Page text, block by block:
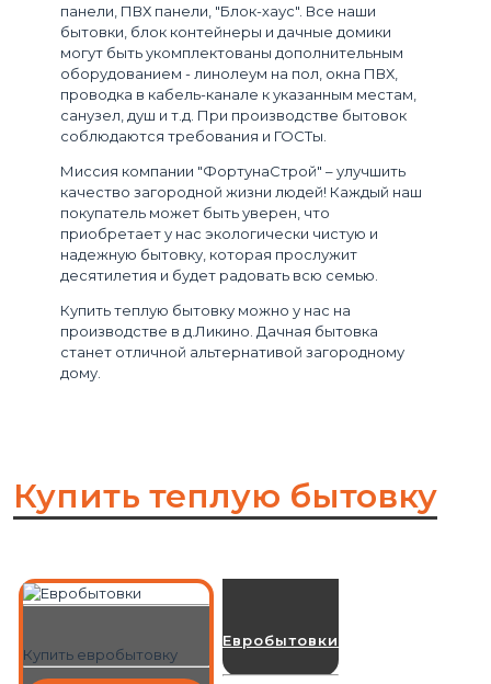
панели, ПВХ панели, "Блок-хаус". Все наши
бытовки, блок контейнеры и дачные домики
могут быть укомплектованы дополнительным
оборудованием - линолеум на пол, окна ПВХ,
проводка в кабель-канале к указанным местам,
санузел, душ и т.д. При производстве бытовок
соблюдаются требования и ГОСТы.
Миссия компании "ФортунаСтрой" – улучшить
качество загородной жизни людей! Каждый наш
покупатель может быть уверен, что
приобретает у нас экологически чистую и
надежную бытовку, которая прослужит
десятилетия и будет радовать всю семью.
Купить теплую бытовку можно у нас на
производстве в д.Ликино. Дачная бытовка
станет отличной альтернативой загородному
дому.
Купить теплую бытовку
Купить евробытовку
Евробытовки